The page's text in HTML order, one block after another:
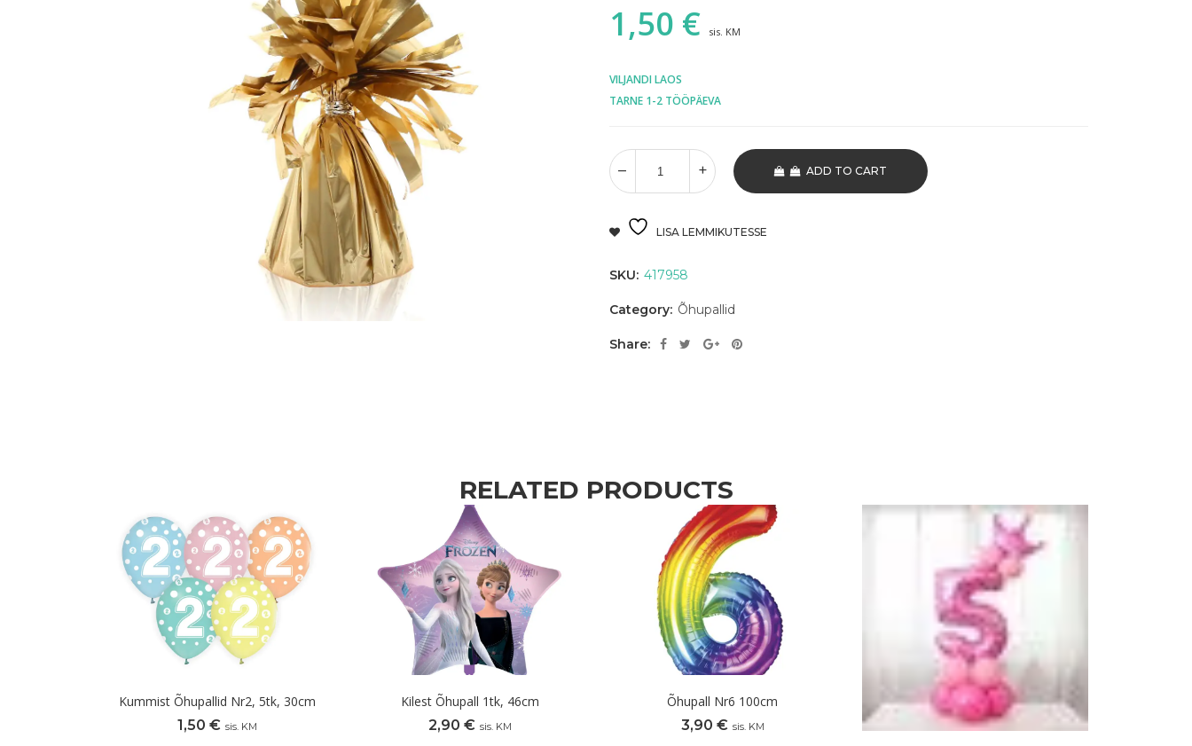
1,50 € sis. KM
VILJANDI LAOS
TARNE 1-2 TÖÖPÄEVA
ADD TO CART
LISA LEMMIKUTESSE
SKU: 417958
Category: Õhupallid
Share:
RELATED PRODUCTS
Kummist Õhupallid Nr2, 5tk, 30cm
1,50 € sis. KM
Kilest Õhupall 1tk, 46cm
2,90 € sis. KM
Õhupall Nr6 100cm
3,90 € sis. KM